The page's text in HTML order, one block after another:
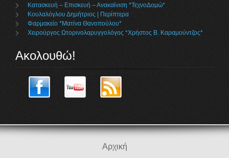
Κατασκευή – Επισκευή – Ανακαίνιση *ΤεχνοΔομώ*
Κουλαλόγλου Δημήτριος | Περίπτερα
Φαρμακείο *Ματίνα Θανοπούλου*
Χειρούργος Ωτορινολαρυγγολόγος *Χρήστος Β. Καραμούντζος*
Ακολουθώ!
Αρχική